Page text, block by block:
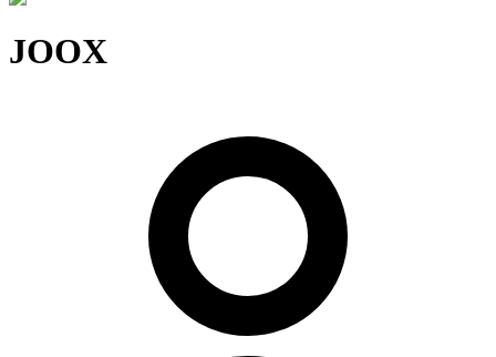
JOOX